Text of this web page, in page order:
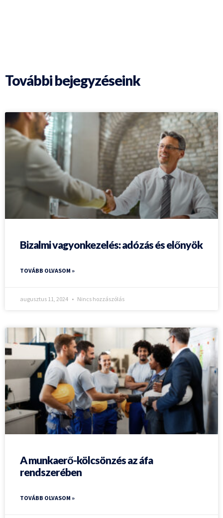
További bejegyzéseink
Bizalmi vagyonkezelés: adózás és előnyök
TOVÁBB OLVASOM »
augusztus 11, 2024 Nincs hozzászólás
A munkaerő-kölcsönzés az áfa
rendszerében
TOVÁBB OLVASOM »